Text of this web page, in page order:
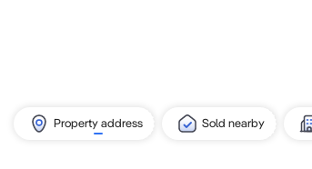
Property address Sold nearby